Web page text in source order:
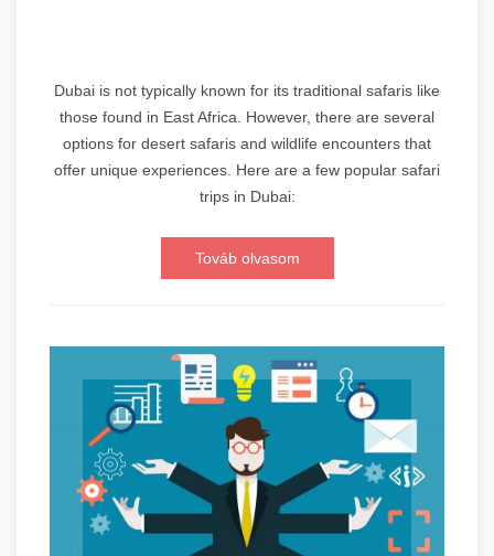
Dubai is not typically known for its traditional safaris like
those found in East Africa. However, there are several
options for desert safaris and wildlife encounters that
offer unique experiences. Here are a few popular safari
trips in Dubai:
Továb olvasom